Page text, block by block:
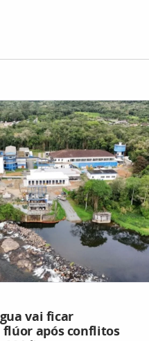
vai ficar
após conflitos